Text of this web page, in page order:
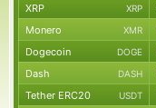
XRP XRP
Monero XMR
Dogecoin DOGE
Dash DASH
Tether ERC20 USDT